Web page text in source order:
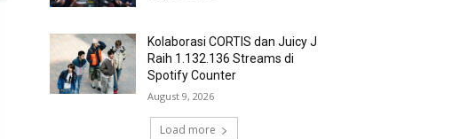
Kolaborasi CORTIS dan Juicy J
Raih 1.132.136 Streams di
Spotify Counter
August 9, 2026
Load more